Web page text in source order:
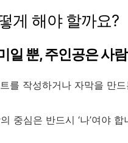
게 해야 할까요?
일 뿐, 주인공은 사람
를 작성하거나 자막을 만
중심은 반드시 ‘나’여야 합